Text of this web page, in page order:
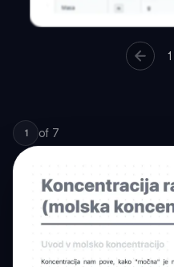
1
1 of 7